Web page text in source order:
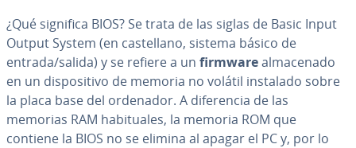
¿Qué significa BIOS? Se trata de las siglas de Basic Input
Output System (en ca­s­te­llano, sistema básico de
entrada/salida) y se refiere a un firmwareal­ma­ce­na­do
en un di­s­po­si­ti­vo de memoria no volátil instalado sobre
la placa base del ordenador. A di­fe­re­n­cia de las
memorias RAM ha­bi­tua­les, la memoria ROM que
contiene la BIOS no se elimina al apagar el PC y, por lo